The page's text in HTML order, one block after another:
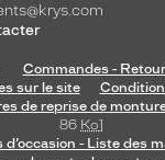
Commandes -
sur le site
de reprise de
86 Ko]
d’occasion - Liste des